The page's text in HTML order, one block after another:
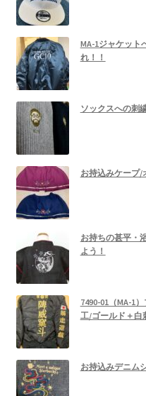
MA-1ジャケット
れ！！
ソックスへの刺
お持込みケープ/
お持ちの甚平・
よう！
7490-01（MA-1
工/ゴールド＋白
お持込みデニム